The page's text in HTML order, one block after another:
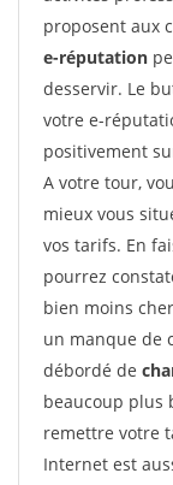
proposent aux
e-réputation
desservir. Le
votre e-
positivement
A votre tour,
mieux vous
vos tarifs. En
pourrez
bien moins
un manque de
débordé de
beaucoup plus
remettre votre
Internet est